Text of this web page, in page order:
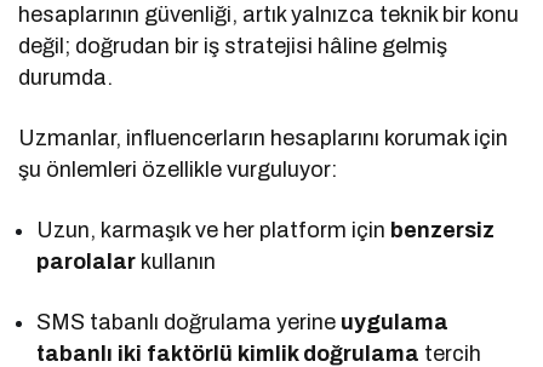
hesaplarının güvenliği, artık yalnızca teknik bir konu
değil; doğrudan bir iş stratejisi hâline gelmiş
durumda.
Uzmanlar, influencerların hesaplarını korumak için
şu önlemleri özellikle vurguluyor:
Uzun, karmaşık ve her platform için benzersiz
parolalar kullanın
SMS tabanlı doğrulama yerine uygulama
tabanlı iki faktörlü kimlik doğrulama tercih